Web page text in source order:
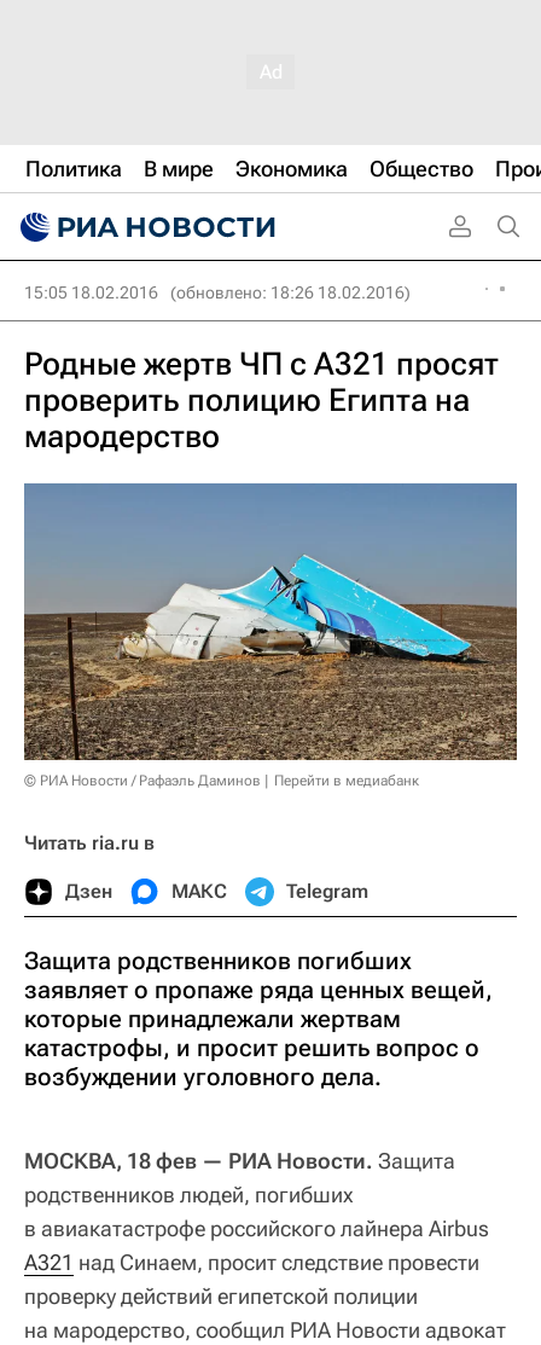
Политика В мире Экономика Общество
15:05 18.02.2016 (обновлено: 18:26 18.02.2016)
Родные жертв ЧП с A321 просят
проверить полицию Египта на
мародерство
© РИА Новости / Рафаэль Даминов Перейти в медиабанк
Читать ria.ru в
Дзен МАКС Telegram
Защита родственников погибших
заявляет о пропаже ряда ценных вещей,
которые принадлежали жертвам
катастрофы, и просит решить вопрос о
возбуждении уголовного дела.
МОСКВА, 18 фев — РИА Новости. Защита
родственников людей, погибших
в авиакатастрофе российского лайнера Airbus
А321 над Синаем, просит следствие провести
проверку действий египетской полиции
на мародерство, сообщил РИА Новости адвокат